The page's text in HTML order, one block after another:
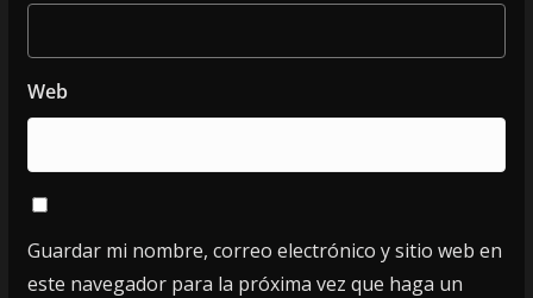
Web
Guardar mi nombre, correo electrónico y sitio web en
este navegador para la próxima vez que haga un